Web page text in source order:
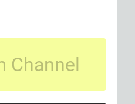
Channel